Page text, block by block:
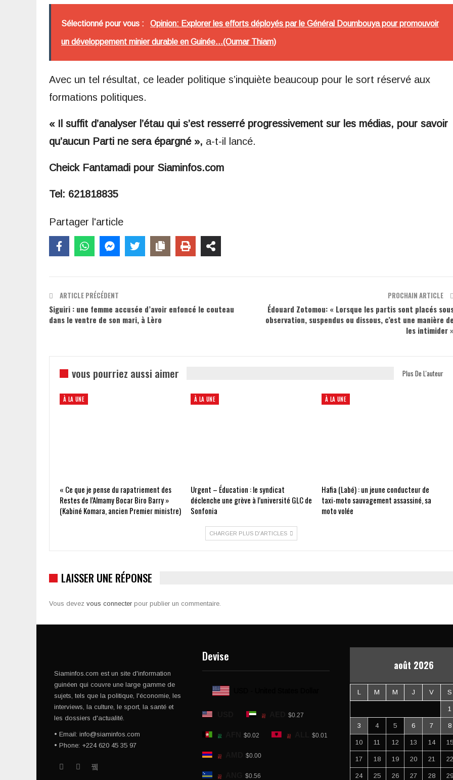
Sélectionné pour vous : Opinion: Explorer les efforts déployés par le Général Doumbouya pour promouvoir
un développement minier durable en Guinée...(Oumar Thiam)
Avec un tel résultat, ce leader politique s’inquiète beaucoup pour le sort réservé aux
formations politiques.
« Il suffit d’analyser l’étau qui s’est resserré progressivement sur les médias, pour savoir
qu’aucun Parti ne sera épargné », a-t-il lancé.
Cheick Fantamadi pour Siaminfos.com
Tel: 621818835
Partager l'article
ARTICLE PRÉCÉDENT
Siguiri : une femme accusée d’avoir enfoncé le couteau
dans le ventre de son mari, à Lèro
PROCHAIN ARTICLE
Édouard Zotomou: « Lorsque les partis sont placés
observation, suspendus ou dissous, c’est une manière
les intimider
vous pourriez aussi aimer Plus De L'auteur
À LA UNE
« Ce que je pense du rapatriement des
Restes de l’Almamy Bocar Biro Barry »
(Kabiné Komara, ancien Premier ministre)
À LA UNE
Urgent – Éducation : le syndicat
déclenche une grève à l’université GLC de
Sonfonia
À LA UNE
Hafia (Labé) : un jeune conducteur de
taxi-moto sauvagement assassiné, sa
moto volée
CHARGER PLUS D'ARTICLES
LAISSER UNE RÉPONSE
Vous devez vous connecter pour publier un commentaire.
Siaminfos.com est un site d'information
guinéen qui couvre une large gamme de
sujets, tels que la politique, l'économie, les
interviews, la culture, le sport, la santé et
les dossiers d'actualité.
• Email: info@siaminfos.com
• Phone: +224 620 45 35 97
Devise
$0.27
$0.02 $0.01
$0.00
$0.56
août 2026
L M M J V S
1
3 4 5 6 7 8
10 11 12 13 14 15
17 18 19 20 21 22
24 25 26 27 28 29